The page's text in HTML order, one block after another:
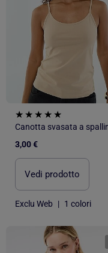
3,00 €
Vedi prodotto
Exclu Web | 1 colori